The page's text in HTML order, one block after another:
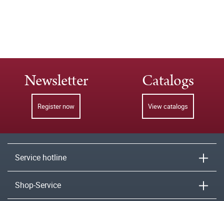
Newsletter
Register now
Catalogs
View catalogs
Service hotline
Shop-Service